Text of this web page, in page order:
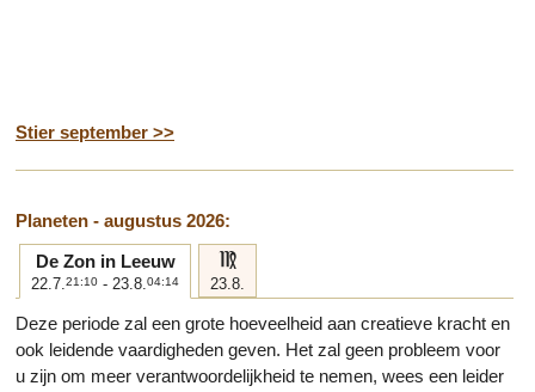
Stier september >>
Planeten - augustus 2026:
De Zon in Leeuw
22.7.21:10 - 23.8.04:14
f
23.8.
Deze periode zal een grote hoeveelheid aan creatieve kracht en
ook leidende vaardigheden geven. Het zal geen probleem voor
u zijn om meer verantwoordelijkheid te nemen, wees een leider